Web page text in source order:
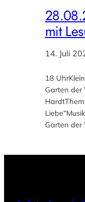
mit
14. Juli
18
Garten der
Garten der